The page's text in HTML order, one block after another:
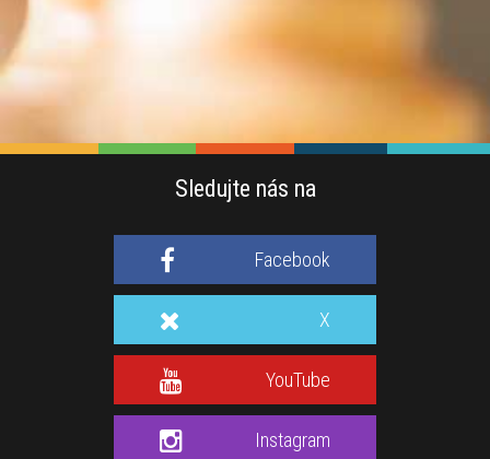
Sledujte nás na
Facebook
X
YouTube
Instagram